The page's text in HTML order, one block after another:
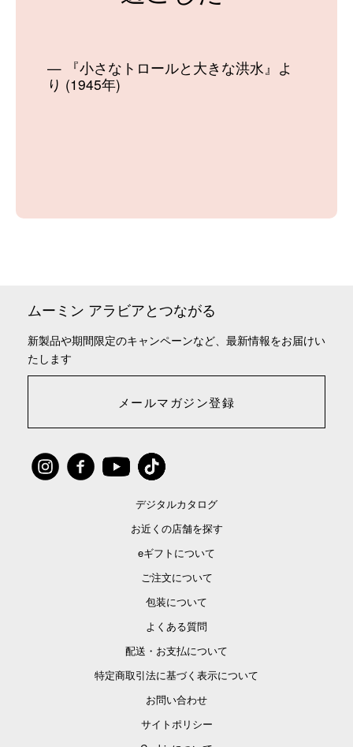
『小さなトロールと大きな洪水』よ
り (1945年)
ムーミン アラビアとつながる
新製品や期間限定のキャンペーンなど、最新情報をお届けい
たします
メールマガジン登録
デジタルカタログ
お近くの店舗を探す
eギフトについて
ご注文について
包装について
よくある質問
配送・お支払について
特定商取引法に基づく表示について
お問い合わせ
サイトポリシー